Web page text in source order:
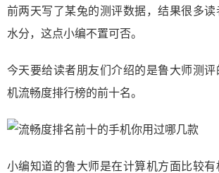
前两天写了某兔的测评数据，结果很多
水分，这点小编不置可否。
今天要给读者朋友们介绍的是鲁大师测
机流畅度排行榜的前十名。
小编知道的鲁大师是在计算机方面比较